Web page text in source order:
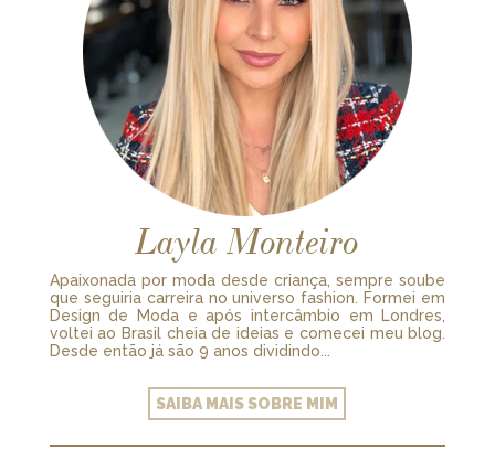
Layla Monteiro
Apaixonada por moda desde criança, sempre soube
que seguiria carreira no universo fashion. Formei em
Design de Moda e após intercâmbio em Londres,
voltei ao Brasil cheia de ideias e comecei meu blog.
Desde então já são 9 anos dividindo...
SAIBA MAIS SOBRE MIM